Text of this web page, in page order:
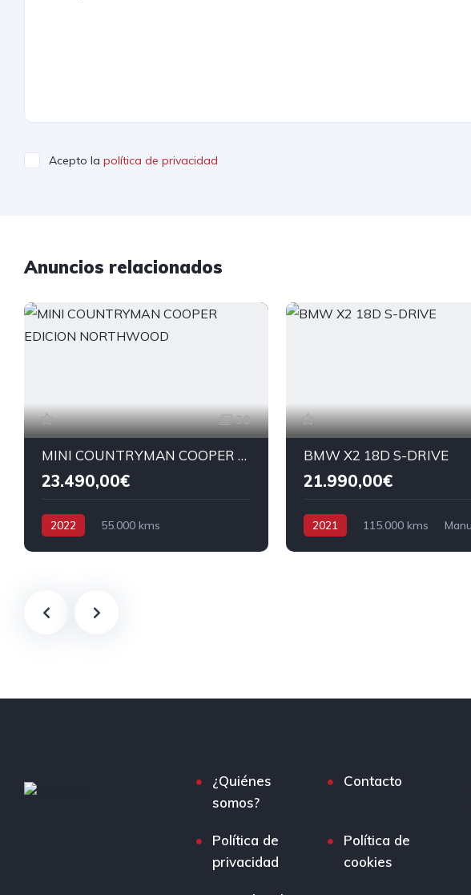
Acepto la política de privacidad
Anuncios relacionados
30
MINI COUNTRYMAN COOPER EDICION NORTHWOOD
23.490,00€
2022
55.000 kms
BMW X2 18D S-DRIVE
21.990,00€
2021 115.000 kms
¿Quiénes
somos?
Contacto
Política de
privacidad
Política de
cookies